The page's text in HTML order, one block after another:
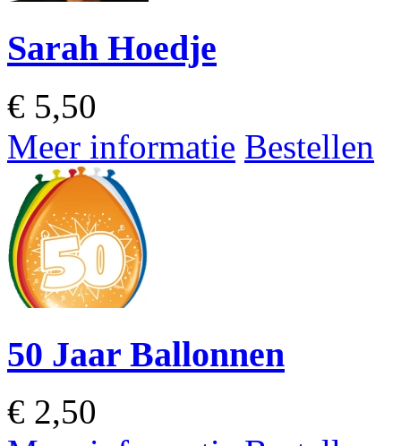
Sarah Hoedje
€ 5,50
Meer informatie Bestellen
50 Jaar Ballonnen
€ 2,50